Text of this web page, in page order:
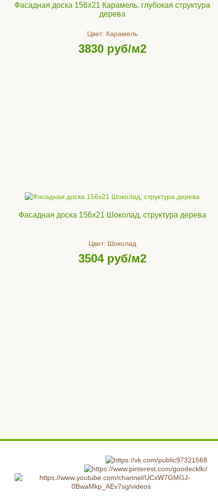
Фасадная доска 156x21 Карамель, глубокая структура
дерева
Цвет: Карамель
3830 руб/м2
Фасадная доска 156x21 Шоколад, структура дерева
Цвет: Шоколад
3504 руб/м2